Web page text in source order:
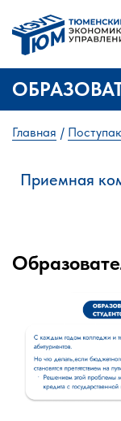
Главная
Приемная